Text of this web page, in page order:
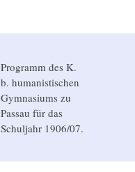
Programm des K.
b. humanistischen
Gymnasiums zu
Passau für das
Schuljahr 1906/07.